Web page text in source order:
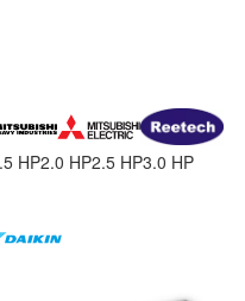
HP2.0 HP2.5 HP3.0 HP